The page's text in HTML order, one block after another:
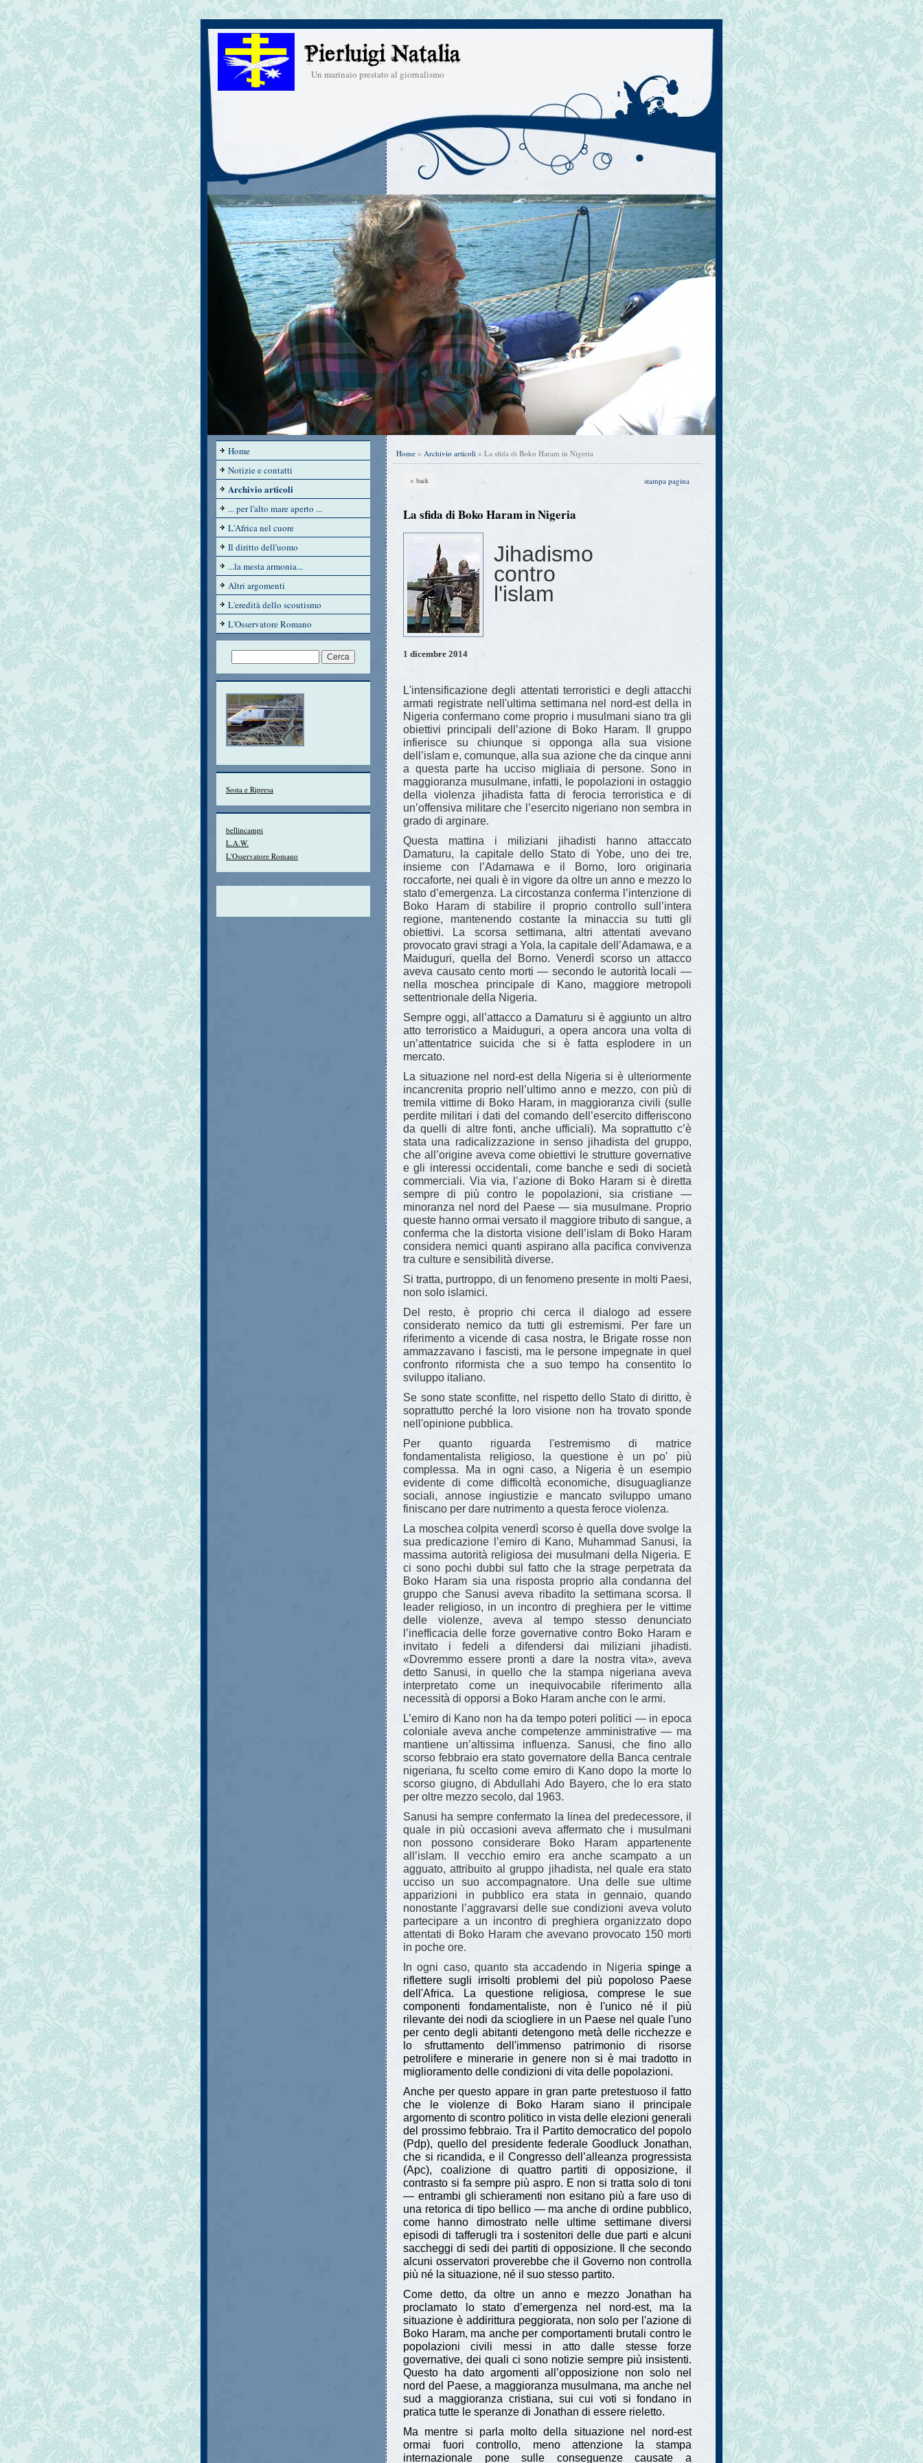
Un marinaio prestato al giornalismo
Home » Archivio articoli » La sfida di Boko Haram in Nigeria
< back stampa pagina
La sfida di Boko Haram in Nigeria
Jihadismo
contro
l'islam
1 dicembre 2014
L'intensificazione degli attentati terroristici e degli attacchi
armati registrate nell'ultima settimana nel nord-est della in
Nigeria confermano come proprio i musulmani siano tra gli
obiettivi principali dell’azione di Boko Haram. Il gruppo
infierisce su chiunque si opponga alla sua visione
dell’islam e, comunque, alla sua azione che da cinque anni
a questa parte ha ucciso migliaia di persone. Sono in
maggioranza musulmane, infatti, le popolazioni in ostaggio
della violenza jihadista fatta di ferocia terroristica e di
un’offensiva militare che l’esercito nigeriano non sembra in
grado di arginare.
Questa mattina i miliziani jihadisti hanno attaccato
Damaturu, la capitale dello Stato di Yobe, uno dei tre,
insieme con l’Adamawa e il Borno, loro originaria
roccaforte, nei quali è in vigore da oltre un anno e mezzo lo
stato d’emergenza. La circostanza conferma l’intenzione di
Boko Haram di stabilire il proprio controllo sull’intera
regione, mantenendo costante la minaccia su tutti gli
obiettivi. La scorsa settimana, altri attentati avevano
provocato gravi stragi a Yola, la capitale dell’Adamawa, e a
Maiduguri, quella del Borno. Venerdì scorso un attacco
aveva causato cento morti — secondo le autorità locali —
nella moschea principale di Kano, maggiore metropoli
settentrionale della Nigeria.
Sempre oggi, all’attacco a Damaturu si è aggiunto un altro
atto terroristico a Maiduguri, a opera ancora una volta di
un’attentatrice suicida che si è fatta esplodere in un
mercato.
La situazione nel nord-est della Nigeria si è ulteriormente
incancrenita proprio nell’ultimo anno e mezzo, con più di
tremila vittime di Boko Haram, in maggioranza civili (sulle
perdite militari i dati del comando dell’esercito differiscono
da quelli di altre fonti, anche ufficiali). Ma soprattutto c’è
stata una radicalizzazione in senso jihadista del gruppo,
che all’origine aveva come obiettivi le strutture governative
e gli interessi occidentali, come banche e sedi di società
commerciali. Via via, l’azione di Boko Haram si è diretta
sempre di più contro le popolazioni, sia cristiane —
minoranza nel nord del Paese — sia musulmane. Proprio
queste hanno ormai versato il maggiore tributo di sangue, a
conferma che la distorta visione dell’islam di Boko Haram
considera nemici quanti aspirano alla pacifica convivenza
tra culture e sensibilità diverse.
Si tratta, purtroppo, di un fenomeno presente in molti Paesi,
non solo islamici.
Del resto, è proprio chi cerca il dialogo ad essere
considerato nemico da tutti gli estremismi. Per fare un
riferimento a vicende di casa nostra, le Brigate rosse non
ammazzavano i fascisti, ma le persone impegnate in quel
confronto riformista che a suo tempo ha consentito lo
sviluppo italiano.
Se sono state sconfitte, nel rispetto dello Stato di diritto, è
soprattutto perché la loro visione non ha trovato sponde
nell'opinione pubblica.
Per quanto riguarda l'estremismo di matrice
fondamentalista religioso, la questione è un po' più
complessa. Ma in ogni caso, a Nigeria è un esempio
evidente di come difficoltà economiche, disuguaglianze
sociali, annose ingiustizie e mancato sviluppo umano
finiscano per dare nutrimento a questa feroce violenza.
La moschea colpita venerdì scorso è quella dove svolge la
sua predicazione l’emiro di Kano, Muhammad Sanusi, la
massima autorità religiosa dei musulmani della Nigeria. E
ci sono pochi dubbi sul fatto che la strage perpetrata da
Boko Haram sia una risposta proprio alla condanna del
gruppo che Sanusi aveva ribadito la settimana scorsa. Il
leader religioso, in un incontro di preghiera per le vittime
delle violenze, aveva al tempo stesso denunciato
l’inefficacia delle forze governative contro Boko Haram e
invitato i fedeli a difendersi dai miliziani jihadisti.
«Dovremmo essere pronti a dare la nostra vita», aveva
detto Sanusi, in quello che la stampa nigeriana aveva
interpretato come un inequivocabile riferimento alla
necessità di opporsi a Boko Haram anche con le armi.
L’emiro di Kano non ha da tempo poteri politici — in epoca
coloniale aveva anche competenze amministrative — ma
mantiene un’altissima influenza. Sanusi, che fino allo
scorso febbraio era stato governatore della Banca centrale
nigeriana, fu scelto come emiro di Kano dopo la morte lo
scorso giugno, di Abdullahi Ado Bayero, che lo era stato
per oltre mezzo secolo, dal 1963.
Sanusi ha sempre confermato la linea del predecessore, il
quale in più occasioni aveva affermato che i musulmani
non possono considerare Boko Haram appartenente
all’islam. Il vecchio emiro era anche scampato a un
agguato, attribuito al gruppo jihadista, nel quale era stato
ucciso un suo accompagnatore. Una delle sue ultime
apparizioni in pubblico era stata in gennaio, quando
nonostante l’aggravarsi delle sue condizioni aveva voluto
partecipare a un incontro di preghiera organizzato dopo
attentati di Boko Haram che avevano provocato 150 morti
in poche ore.
In ogni caso, quanto sta accadendo in Nigeria spinge a
riflettere sugli irrisolti problemi del più popoloso Paese
dell'Africa. La questione religiosa, comprese le sue
componenti fondamentaliste, non è l'unico né il più
rilevante dei nodi da sciogliere in un Paese nel quale l'uno
per cento degli abitanti detengono metà delle ricchezze e
lo sfruttamento dell'immenso patrimonio di risorse
petrolifere e minerarie in genere non si è mai tradotto in
miglioramento delle condizioni di vita delle popolazioni.
Anche per questo appare in gran parte pretestuoso il fatto
che le violenze di Boko Haram siano il principale
argomento di scontro politico in vista delle elezioni generali
del prossimo febbraio. Tra il Partito democratico del popolo
(Pdp), quello del presidente federale Goodluck Jonathan,
che si ricandida, e il Congresso dell’alleanza progressista
(Apc), coalizione di quattro partiti di opposizione, il
contrasto si fa sempre più aspro. E non si tratta solo di toni
— entrambi gli schieramenti non esitano più a fare uso di
una retorica di tipo bellico — ma anche di ordine pubblico,
come hanno dimostrato nelle ultime settimane diversi
episodi di tafferugli tra i sostenitori delle due parti e alcuni
saccheggi di sedi dei partiti di opposizione. Il che secondo
alcuni osservatori proverebbe che il Governo non controlla
più né la situazione, né il suo stesso partito.
Come detto, da oltre un anno e mezzo Jonathan ha
proclamato lo stato d’emergenza nel nord-est, ma la
situazione è addirittura peggiorata, non solo per l'azione di
Boko Haram, ma anche per comportamenti brutali contro le
popolazioni civili messi in atto dalle stesse forze
governative, dei quali ci sono notizie sempre più insistenti.
Questo ha dato argomenti all’opposizione non solo nel
nord del Paese, a maggioranza musulmana, ma anche nel
sud a maggioranza cristiana, sui cui voti si fondano in
pratica tutte le speranze di Jonathan di essere rieletto.
Ma mentre si parla molto della situazione nel nord-est
ormai fuori controllo, meno attenzione la stampa
internazionale pone sulle conseguenze causate a
Home
Notizie e contatti
Archivio articoli
... per l'alto mare aperto ...
L'Africa nel cuore
Il diritto dell'uomo
...la mesta armonia...
Altri argomenti
L'eredità dello scoutismo
L'Osservatore Romano
Sosta e Ripresa
bellincampi
L.A.W.
L'Osservatore Romano